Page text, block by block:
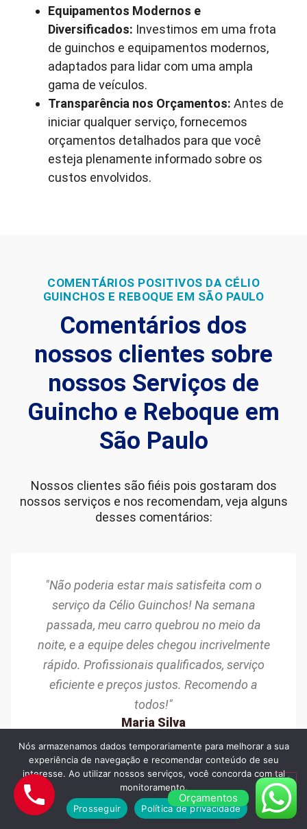
Equipamentos Modernos e
Diversificados: Investimos em uma frota
de guinchos e equipamentos modernos,
adaptados para lidar com uma ampla
gama de veículos.
Transparência nos Orçamentos: Antes de
iniciar qualquer serviço, fornecemos
orçamentos detalhados para que você
esteja plenamente informado sobre os
custos envolvidos.
COMENTÁRIOS POSITIVOS DA CÉLIO
GUINCHOS E REBOQUE EM SÃO PAULO
Comentários dos
nossos clientes sobre
nossos Serviços de
Guincho e Reboque em
São Paulo
Nossos clientes são fiéis pois gostaram dos
nossos serviços e nos recomendam, veja alguns
desses comentários:
"Não poderia estar mais satisfeita com o
serviço da Célio Guinchos! Na semana
passada, meu carro quebrou no meio da
noite, e a equipe deles chegou incrivelmente
rápido. Profissionais qualificados, serviço
eficiente e preços justos. Recomendo a
todos!"
Maria Silva
Osasco/SP
Orçamentos
Nós armazenamos dados temporariamente para melhorar a sua
experiência de navegação e recomendar conteúdo de seu
interesse. Ao utilizar nossos serviços, você concorda com tal
monitoramento.
Prosseguir
Política de privacidade